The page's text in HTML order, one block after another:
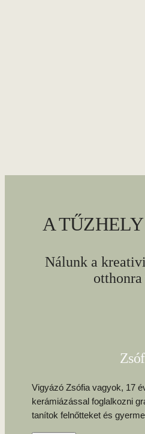
A
Nálunk a
Vigyázó Zsófia vagyok, 17
kerámiázással foglalkozni
tanítok felnőtteket és